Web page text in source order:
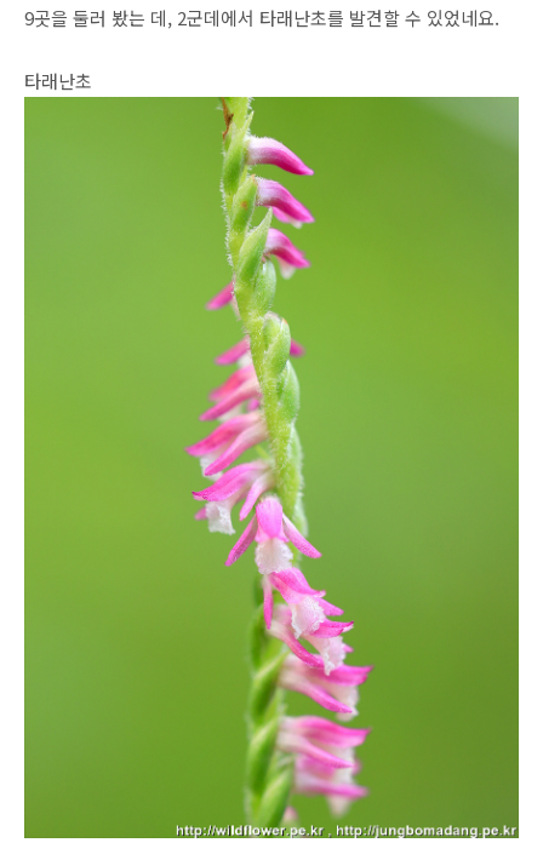
9곳을 둘러 봤는 데, 2군데에서 타래난초를 발견할 수 있었네요.
타래난초